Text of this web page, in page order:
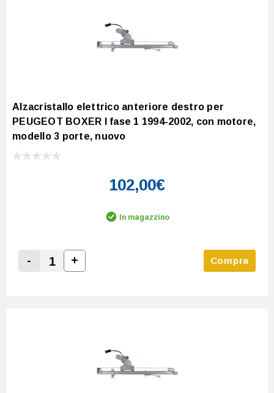
Alzacristallo elettrico anteriore destro per
PEUGEOT BOXER I fase 1 1994-2002, con motore,
modello 3 porte, nuovo
102,00€
In magazzino
Decrease Quantity:
-
Increase Quantity:
+ Compra